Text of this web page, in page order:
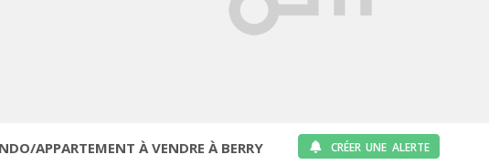
APPARTEMENT À VENDRE À BERRY CRÉER UNE ALERTE